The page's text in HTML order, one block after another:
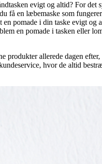
evigt og altid? For
en læbemaske som
pomade i din taske evigt
en pomade i tasken eller
produkter allerede dagen
hvor de altid